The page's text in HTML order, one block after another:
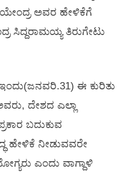
ಅವರ ಹೇಳಿಕೆಗೆ
ಸಿದ್ದರಾಮಯ್ಯ ತಿರುಗೇಟು
ಈ ಕುರಿತು
ದೇಶದ ಎಲ್ಲಾ
ಬದುಕುವ
ಹೇಳಿಕೆ ನೀಡುವವರೇ
ಎಂದು ವಾಗ್ದಾಳಿ